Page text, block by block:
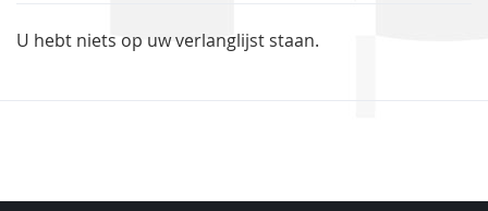
U hebt niets op uw verlanglijst staan.